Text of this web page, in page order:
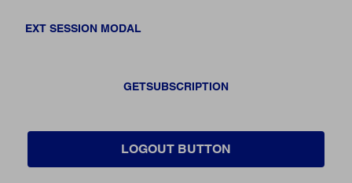
EXT SESSION MODAL
GETSUBSCRIPTION
LOGOUT BUTTON